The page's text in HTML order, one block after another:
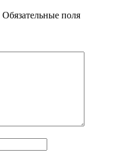
Обязательные поля